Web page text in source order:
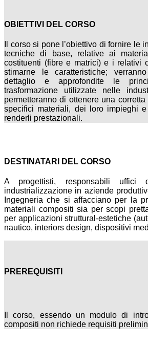
OBIETTIVI DEL CORSO
Il corso si pone l’obiettivo di fornire le
tecniche di base, relative ai
costituenti (fibre e matrici) e i relativi
stimarne le caratteristiche;
dettaglio e approfondite le
trasformazione utilizzate nelle
permetteranno di ottenere una
specifici materiali, dei loro impieghi
renderli prestazionali.
DESTINATARI DEL CORSO
A progettisti, responsabili uffici
industrializzazione in aziende
Ingegneria che si affacciano per la
materiali compositi sia per scopi
per applicazioni struttural-estetiche
nautico, interiors design, dispositivi
PREREQUISITI
Il corso, essendo un modulo di
compositi non richiede requisiti